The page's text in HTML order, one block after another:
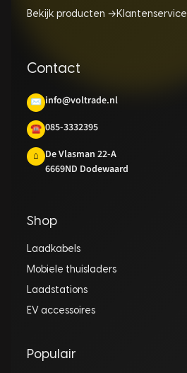
Bekijk producten → Klantenservice
Contact
✉ info@voltrade.nl
☎ 085-3332395
⌂
De Vlasman 22-A
6669ND Dodewaard
Shop
Laadkabels
Mobiele thuisladers
Laadstations
EV accessoires
Populair